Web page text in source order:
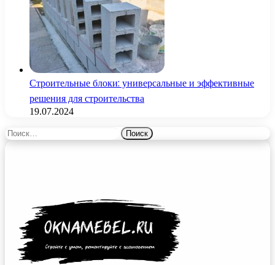
Строительные блоки: универсальные и эффективные
решения для строительства
19.07.2024
Найти: